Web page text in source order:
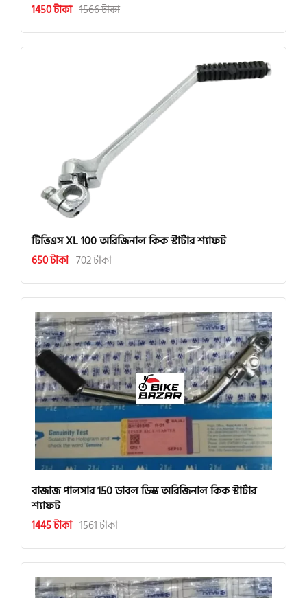
1450 টাকা 1566 টাকা
টিভিএস XL 100 অরিজিনাল কিক স্টার্টার শ্যাফট
650 টাকা 702 টাকা
বাজাজ পালসার 150 ডাবল ডিস্ক অরিজিনাল কিক স্টার্টার
শ্যাফট
1445 টাকা 1561 টাকা